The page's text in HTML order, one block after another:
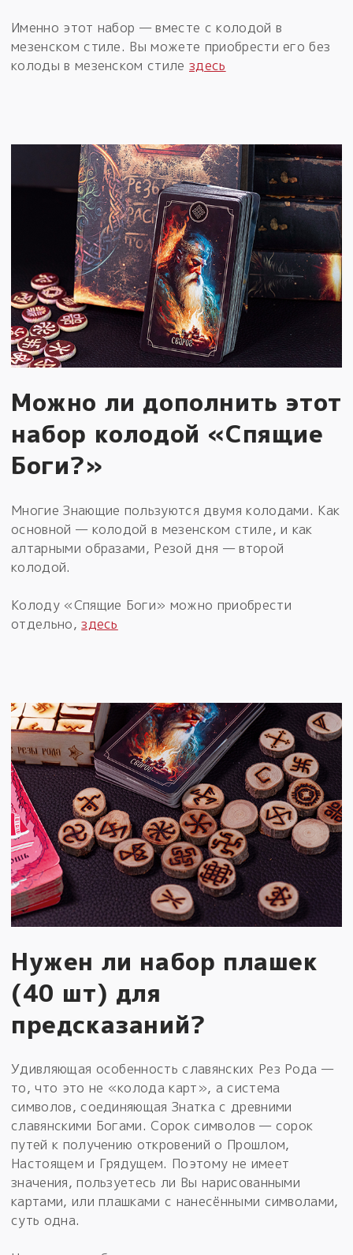
Именно этот набор — вместе с колодой в
мезенском стиле. Вы можете приобрести его без
колоды в мезенском стиле здесь
Можно ли дополнить этот
набор колодой «Спящие
Боги?»
Многие Знающие пользуются двумя колодами. Как
основной — колодой в мезенском стиле, и как
алтарными образами, Резой дня — второй
колодой.
Колоду «Спящие Боги» можно приобрести
отдельно,здесь
Нужен ли набор плашек
(40 шт) для
предсказаний?
Удивляющая особенность славянских Рез Рода —
то, что это не «колода карт», а система
символов, соединяющая Знатка с древними
славянскими Богами. Сорок символов — сорок
путей к получению откровений о Прошлом,
Настоящем и Грядущем. Поэтому не имеет
значения, пользуетесь ли Вы нарисованными
картами, или плашками с нанесёнными символами,
суть одна.